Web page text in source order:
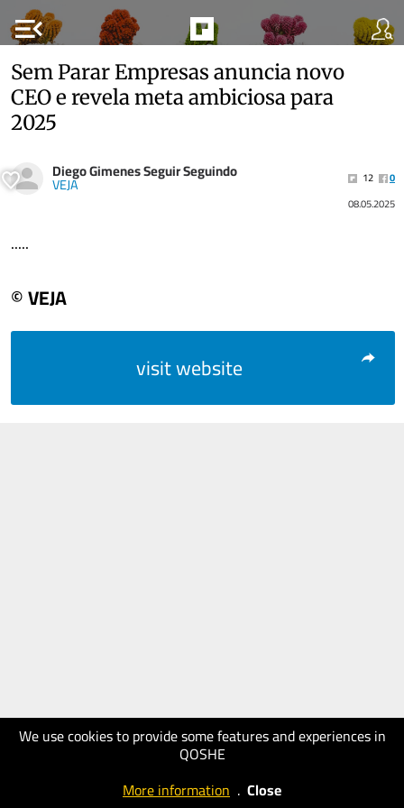
menu_open
We use cookies to provide some features and experiences in
QOSHE
More information . Close
Sem Parar Empresas anuncia novo
CEO e revela meta ambiciosa para
2025
Diego Gimenes Seguir Seguindo
VEJA 12
0
08.05.2025
.....
© VEJA
visit website